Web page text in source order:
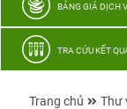
BẢNG GIÁ DỊCH
TRA CỨU KẾT
Trang chủ
Thư